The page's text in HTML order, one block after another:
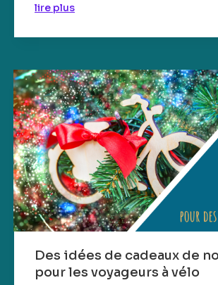
lire plus
Des idées de cadeaux de
pour les voyageurs à vélo